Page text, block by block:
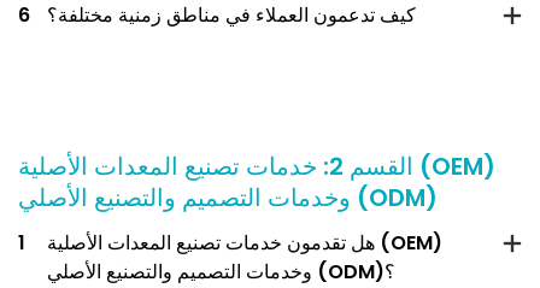
6
كيف تدعمون العملاء في مناطق زمنية مختلفة؟
القسم 2: خدمات تصنيع المعدات الأصلية (OEM)
وخدمات التصميم والتصنيع الأصلي (ODM)
1
هل تقدمون خدمات تصنيع المعدات الأصلية (OEM)
وخدمات التصميم والتصنيع الأصلي (ODM)؟